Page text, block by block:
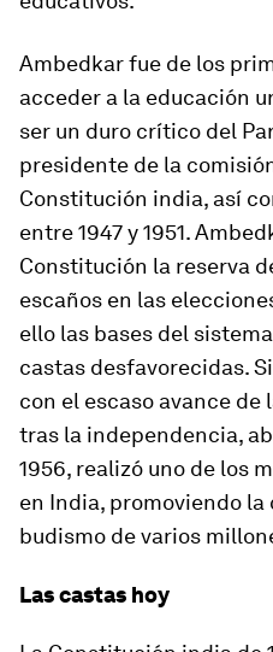
Ambedkar fue de los
acceder a la educación
ser un duro crítico del
presidente de la
Constitución india, así
entre 1947 y 1951.
Constitución la reserva
escaños en las
ello las bases del
castas desfavorecidas.
con el escaso avance
tras la independencia,
1956, realizó uno de los
en India, promoviendo la
budismo de varios
Las castas hoy